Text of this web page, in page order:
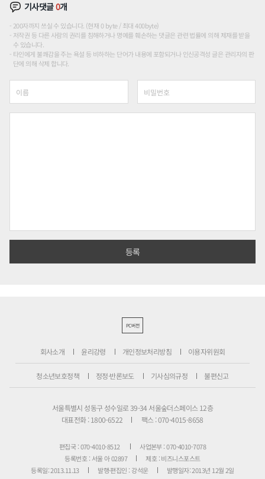
기사댓글0개
200자까지 쓰실 수 있습니다. (현재 0 byte / 최대 400byte)
저작권 등 다른 사람의 권리를 침해하거나 명예를 훼손하는 댓글은 관련 법률에 의해 제재를 받을
수 있습니다.
타인에게 불쾌감을 주는 욕설 등 비하하는 단어가 내용에 포함되거나 인신공격성 글은 관리자의 판
단에 의해 삭제 합니다.
PC버전
회사소개 윤리강령 개인정보처리방침 이용자위원회
청소년보호정책 정정·반론보도 기사심의규정 불편신고
서울특별시 성동구 성수일로 39-34 서울숲더스페이스 12층
대표전화 : 1800-6522
팩스 : 070-4015-8658
편집국 : 070-4010-8512
사업본부 : 070-4010-7078
등록번호 : 서울 아 02897
제호 : 비즈니스포스트
등록일: 2013.11.13
발행·편집인 : 강석운
발행일자: 2013년 12월 2일